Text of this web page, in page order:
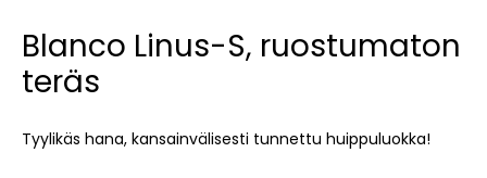
Blanco Linus-S, ruostumaton
teräs
Tyylikäs hana, kansainvälisesti tunnettu huippuluokka!